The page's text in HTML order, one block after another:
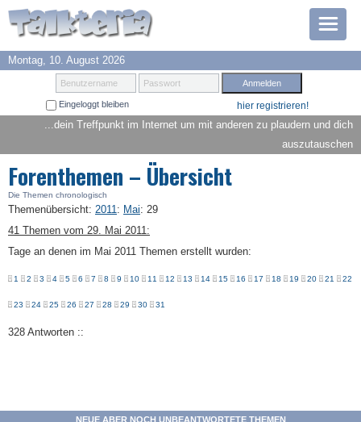
Prämien
Suche
Montag, 10. August 2026
Benutzername Passwort
Eingeloggt bleiben hier registrieren!
...dein Treffpunkt im Internet um mit anderen zu plaudern und dich
auszutauschen
Forenthemen – Übersicht
Die Themen chronologisch
Themenübersicht: 2011: Mai: 29
41 Themen vom 29. Mai 2011:
Tage an denen im Mai 2011 Themen erstellt wurden:
1 2 3 4 5 6 7 8 9 10 11 12 13 14 15 16 17 18 19 20 21 22
23 24 25 26 27 28 29 30 31
328 Antworten ::
NEUE ABER NOCH UNBEANTWORTETE THEMEN